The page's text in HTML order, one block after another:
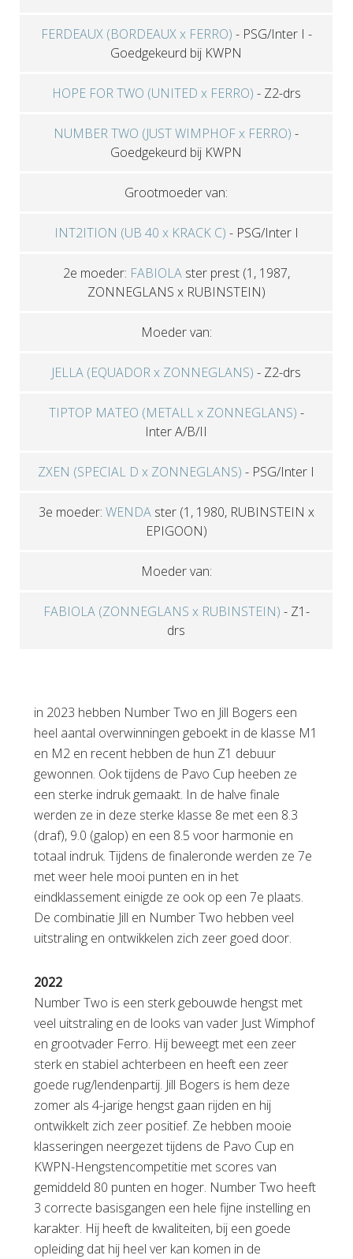
FERDEAUX (BORDEAUX x FERRO) - PSG/Inter I -
Goedgekeurd bij KWPN
HOPE FOR TWO (UNITED x FERRO) - Z2-drs
NUMBER TWO (JUST WIMPHOF x FERRO) -
Goedgekeurd bij KWPN
Grootmoeder van:
INT2ITION (UB 40 x KRACK C) - PSG/Inter I
2e moeder: FABIOLA ster prest (1, 1987,
ZONNEGLANS x RUBINSTEIN)
Moeder van:
JELLA (EQUADOR x ZONNEGLANS) - Z2-drs
TIPTOP MATEO (METALL x ZONNEGLANS) -
Inter A/B/II
ZXEN (SPECIAL D x ZONNEGLANS) - PSG/Inter I
3e moeder: WENDA ster (1, 1980, RUBINSTEIN x
EPIGOON)
Moeder van:
FABIOLA (ZONNEGLANS x RUBINSTEIN) - Z1-
drs
in 2023 hebben Number Two en Jill Bogers een
heel aantal overwinningen geboekt in de klasse M1
en M2 en recent hebben de hun Z1 debuur
gewonnen. Ook tijdens de Pavo Cup heeben ze
een sterke indruk gemaakt. In de halve finale
werden ze in deze sterke klasse 8e met een 8.3
(draf), 9.0 (galop) en een 8.5 voor harmonie en
totaal indruk. Tijdens de finaleronde werden ze 7e
met weer hele mooi punten en in het
eindklassement einigde ze ook op een 7e plaats.
De combinatie Jill en Number Two hebben veel
uitstraling en ontwikkelen zich zeer goed door.
2022
Number Two is een sterk gebouwde hengst met
veel uitstraling en de looks van vader Just Wimphof
en grootvader Ferro. Hij beweegt met een zeer
sterk en stabiel achterbeen en heeft een zeer
goede rug/lendenpartij. Jill Bogers is hem deze
zomer als 4-jarige hengst gaan rijden en hij
ontwikkelt zich zeer positief. Ze hebben mooie
klasseringen neergezet tijdens de Pavo Cup en
KWPN-Hengstencompetitie met scores van
gemiddeld 80 punten en hoger. Number Two heeft
3 correcte basisgangen een hele fijne instelling en
karakter. Hij heeft de kwaliteiten, bij een goede
opleiding dat hij heel ver kan komen in de